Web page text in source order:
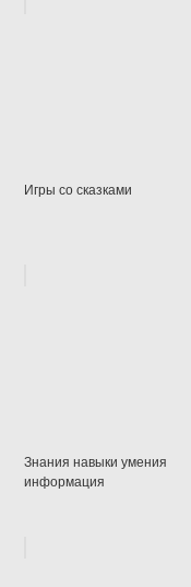
Игры со сказками
Знания навыки умения
информация